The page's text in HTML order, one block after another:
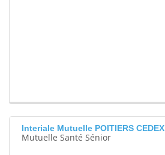
Interiale Mutuelle POITIERS CEDEX
Mutuelle Santé Sénior